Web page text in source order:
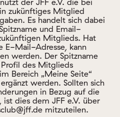
mitzuteilen.